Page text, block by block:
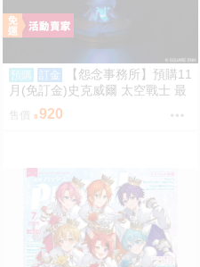
預購 訂金
【怨念事務所】預購11
月(免訂金)史克威爾 太空戰士 最
終幻想 FF14 以太之光 微縮模型
小夜燈 三次再販 0824
920